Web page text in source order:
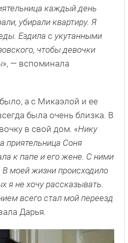
каждый день
убирали квартиру. Я
Ездила с укутанными
чтобы девочки
», — вспоминала
а с Микаэлой и ее
была очень близка. В
в свой дом. «Нику
приятельница Соня
к папе и его жене. С ними
В моей жизни происходило
я не хочу рассказывать.
всего стал мой переезд
Дарья.